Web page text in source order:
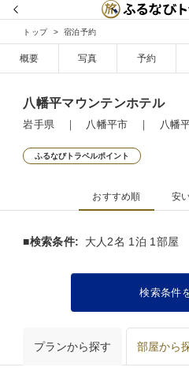
トップ 宿泊予約
概要 写真 予約
八幡平マウンテンホテル
岩手県 ｜ 八幡平市 ｜ 八幡平
ふるなびトラベルポイント
おすすめ順 安
■検索条件: 大人2名 1泊 1部屋
検索条件
プランから探す 部屋から